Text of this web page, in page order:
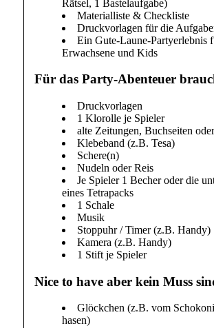
Rätsel, 1 Bastelaufgabe)
Materialliste & Checkliste
Druckvorlagen für die
Ein Gute-Laune-Partyerlebnis
Erwachsene und Kids
Für das Party-Abenteuer
Druckvorlagen
1 Klorolle je Spieler
alte Zeitungen, Buchseiten
Klebeband (z.B. Tesa)
Schere(n)
Nudeln oder Reis
Je Spieler 1 Becher oder die
eines Tetrapacks
1 Schale
Musik
Stoppuhr / Timer (z.B. Handy)
Kamera (z.B. Handy)
1 Stift je Spieler
Nice to have aber kein Muss
Glöckchen (z.B. vom
hasen)